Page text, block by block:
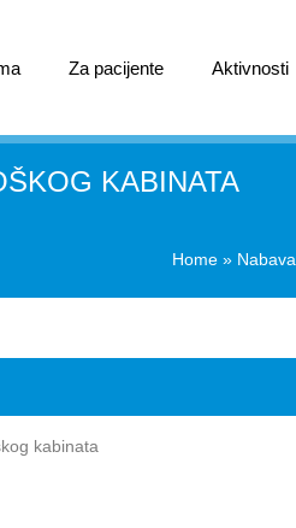
Za pacijente Aktivnosti
KABINATA
Home » Nabava
kabinata